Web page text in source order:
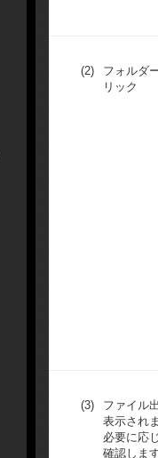
(2)
フォルダ
リック
(3)
ファイル
表示され
必要に応
確認しま